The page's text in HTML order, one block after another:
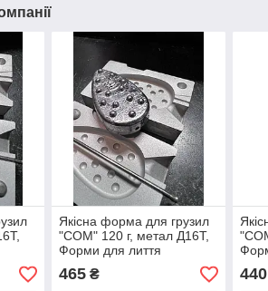
Якісна форма для грузил
"СОМ" 120 г, метал Д16Т,
Форми для лиття
рибальських грузил
465₴ 440